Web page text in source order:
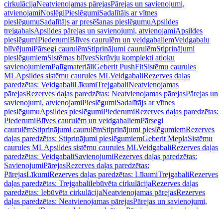
cirkulācijaNeatvienojamas pārejasPārejas un savienojumi,
atvienojamiNoslēgiPieslēgumiSadalītājs ar vītnes
pieslēgumuSadalītājs ar presēšanas pieslēgumuApsildes
trejgabalsApsildes pārejas un savienojumi, atvienojamiApsildes
pieslēgumiPiederumiBlīves caurulēm un veidgabaliemVeidgabalu
blīvējumiPārsegi caurulēmStiprinājumi caurulēmStiprinājumi
pieslēgumiemSistēmas blīvesSkrūvju komplekti atloku
savienojumiemPalīgmateriāliGeberit PushFitSistēmu caurules
MLApsildes sistēmu caurules MLVeidgabaliRezerves daļas
paredzētas: VeidgabaliLīkumiTrejgabaliNeatvienojamas
pārejasRezerves daļas paredzētas: Neatvienojamas pārejasPārejas un
savienojumi, atvienojamiPieslēgumiSadalītājs ar vītnes
pieslēgumuApsildes pieslēgumiPiederumiRezerves daļas paredzētas:
PiederumiBlīves caurulēm un veidgabaliemPārsegi
caurulēmStiprinājumi caurulēmStiprinājumi pieslēgumiemRezerves
daļas paredzētas: Stiprinājumi pieslēgumiemGeberit MeplaSistēmu
caurules MLApsildes sistēmu caurules MLVeidgabaliRezerves daļas
paredzētas: VeidgabaliSavienojumiRezerves daļas paredzētas:
SavienojumiPārejasRezerves daļas paredzētas:
PārejasLīkumiRezerves daļas paredzētas: LīkumiTrejgabaliRezerves
daļas paredzētas: TrejgabaliIebūvēta cirkulācijaRezerves daļas
paredzētas: Iebūvēta cirkulācijaNeatvienojamas pārejasRezerves
daļas paredzētas: Neatvienojamas pārejasPārejas un savienojumi,